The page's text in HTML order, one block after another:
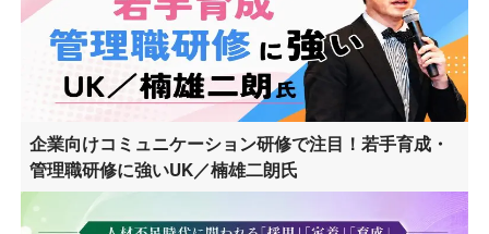
企業向けコミュニケーション研修で注目！若手育成・
管理職研修に強いUK／楠雄二朗氏